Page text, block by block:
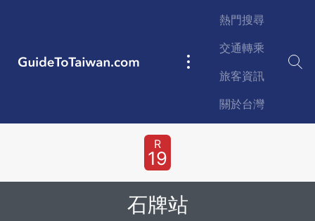
GuideToTaiwan.com
Main
熱門搜尋
交通轉乘
旅客資訊
關於台灣
R
19
石牌站